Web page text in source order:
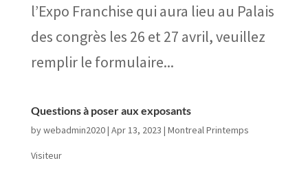
l’Expo Franchise qui aura lieu au Palais
des congrès les 26 et 27 avril, veuillez
remplir le formulaire...
Questions à poser aux exposants
bywebadmin2020| Apr 13, 2023 | Montreal Printemps
Visiteur